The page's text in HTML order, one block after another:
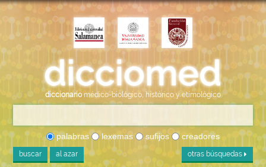
diccionario médico-biológico, histórico y etimológico
palabras lexemas sufijos creadores
buscar al azar otras búsquedas